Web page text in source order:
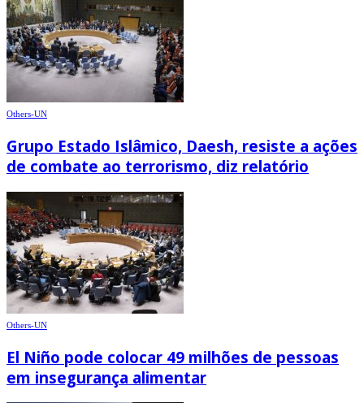
Others-UN
Grupo Estado Islâmico, Daesh, resiste a ações
de combate ao terrorismo, diz relatório
Others-UN
El Niño pode colocar 49 milhões de pessoas
em insegurança alimentar